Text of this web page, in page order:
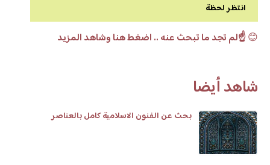
انتظر لحظة
😊☝️لم تجد ما تبحث عنه .. اضغط هنا وشاهد المزيد
شاهد أيضا
بحث عن الفنون الاسلامية كامل بالعناصر